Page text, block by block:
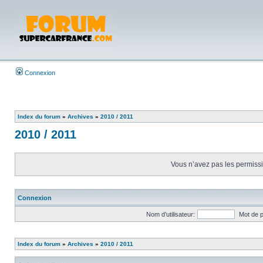
Connexion
Index du forum » Archives » 2010 / 2011
2010 / 2011
Vous n’avez pas les
Connexion
Nom d’utilisateur: Mot de
Index du forum » Archives » 2010 / 2011